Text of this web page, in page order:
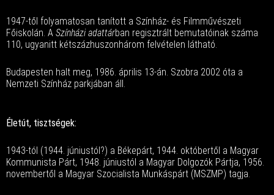
1947-től folyamatosan tanított a Színház- és Filmművészeti
Főiskolán. A Színházi adattárban regisztrált bemutatóinak száma
110, ugyanitt kétszázhuszonhárom felvételen látható.
Budapesten halt meg, 1986. április 13-án. Szobra 2002 óta a
Nemzeti Színház parkjában áll.
Életút, tisztségek:
1943-tól (1944. júniustól?) a Békepárt, 1944. októbertől a Magyar
Kommunista Párt, 1948. júniustól a Magyar Dolgozók Pártja, 1956.
novembertől a Magyar Szocialista Munkáspárt (MSZMP) tagja.